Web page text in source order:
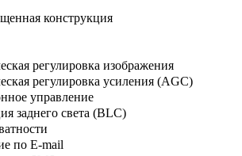
конструкция
регулировка изображения
регулировка усиления (AGC)
управление
заднего света (BLC)
по E-mail